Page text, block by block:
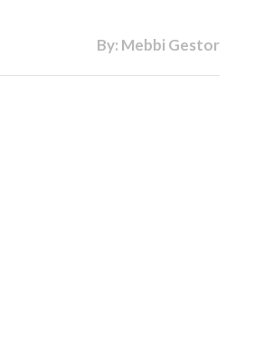
By: Mebbi Gestor